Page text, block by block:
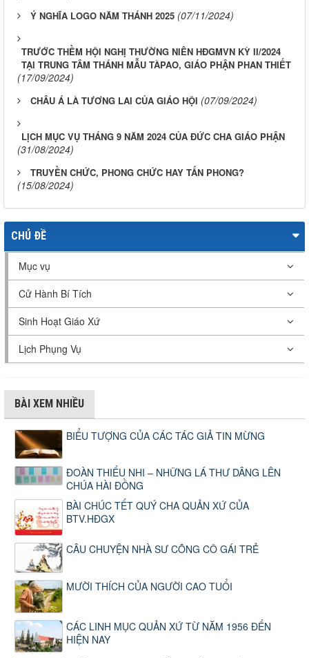
Ý NGHĨA LOGO NĂM THÁNH 2025 (07/11/2024)
TRƯỚC THỀM HỘI NGHỊ THƯỜNG NIÊN HĐGMVN KỲ II/2024
TẠI TRUNG TÂM THÁNH MẪU TÀPAO, GIÁO PHẬN PHAN THIẾT
(17/09/2024)
CHÂU Á LÀ TƯƠNG LAI CỦA GIÁO HỘI (07/09/2024)
LỊCH MỤC VỤ THÁNG 9 NĂM 2024 CỦA ĐỨC CHA GIÁO PHẬN
(31/08/2024)
TRUYỀN CHỨC, PHONG CHỨC HAY TẤN PHONG?
(15/08/2024)
CHỦ ĐỀ
Mục vụ
Cử Hành Bí Tích
Sinh Hoạt Giáo Xứ
Lịch Phụng Vụ
BÀI XEM NHIỀU
BIỂU TƯỢNG CỦA CÁC TÁC GIẢ TIN MỪNG
ĐOÀN THIẾU NHI – NHỮNG LÁ THƯ DÂNG LÊN
CHÚA HÀI ĐỒNG
BÀI CHÚC TẾT QUÝ CHA QUẢN XỨ CỦA
BTV.HĐGX
CÂU CHUYỆN NHÀ SƯ CÕNG CÔ GÁI TRẺ
MƯỜI THÍCH CỦA NGƯỜI CAO TUỔI
CÁC LINH MỤC QUẢN XỨ TỪ NĂM 1956 ĐẾN
HIỆN NAY